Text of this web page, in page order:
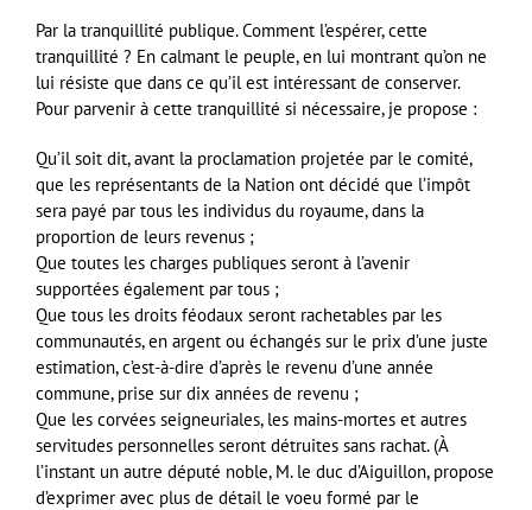
Par la tranquillité publique. Comment l’espérer, cette
tranquillité ? En calmant le peuple, en lui montrant qu’on ne
lui résiste que dans ce qu’il est intéressant de conserver.
Pour parvenir à cette tranquillité si nécessaire, je propose :
Qu’il soit dit, avant la proclamation projetée par le comité,
que les représentants de la Nation ont décidé que l’impôt
sera payé par tous les individus du royaume, dans la
proportion de leurs revenus ;
Que toutes les charges publiques seront à l’avenir
supportées également par tous ;
Que tous les droits féodaux seront rachetables par les
communautés, en argent ou échangés sur le prix d’une juste
estimation, c’est-à-dire d’après le revenu d’une année
commune, prise sur dix années de revenu ;
Que les corvées seigneuriales, les mains-mortes et autres
servitudes personnelles seront détruites sans rachat. (À
l’instant un autre député noble, M. le duc d’Aiguillon, propose
d’exprimer avec plus de détail le voeu formé par le